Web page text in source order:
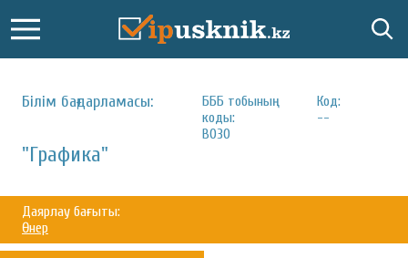
Білім бағдарламасы:
БББ тобының
коды:
B030
Код:
--
"Графика"
Даярлау бағыты:
Өнер